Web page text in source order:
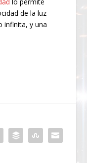
de la luz
infinita, y una